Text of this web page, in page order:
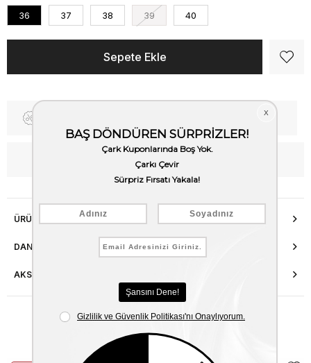
36 37 38 39 40
WhatsApp’tan Bilgi Al
ÜRÜN ÖZELLIKLERI
DANIŞMA HATTI
AKSESUAR ONARIMI
Benzer Ürünler